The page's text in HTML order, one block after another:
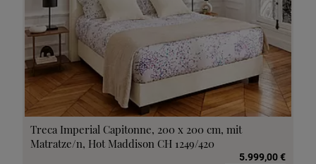
Treca Imperial Capitonne, 200 x 200 cm, mit
Matratze/n, Hot Maddison CH 1249/420
5.999,00 €